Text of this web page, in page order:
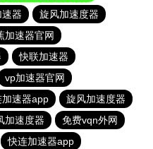
速器
旋风加速度器
加速器官网
快联加速器
vp加速器官网
加速器app
旋风加速度器
加速度器
免费vqn外网
快连加速器app